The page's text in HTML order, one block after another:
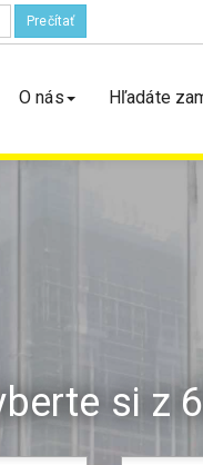
Prečítať
O nás Hľadáte
si z